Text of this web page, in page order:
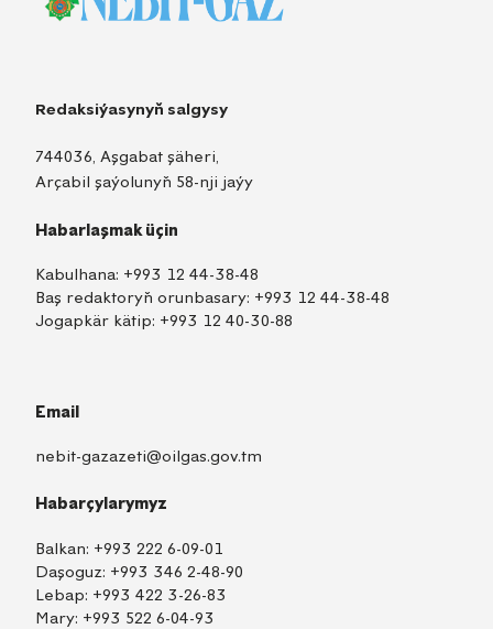
Redaksiýasynyň salgysy
744036, Aşgabat şäheri,
Arçabil şaýolunyň 58-nji jaýy
Habarlaşmak üçin
Kabulhana: +993 12 44-38-48
Baş redaktoryň orunbasary: +993 12 44-38-48
Jogapkär kätip: +993 12 40-30-88
Email
nebit-gazazeti@oilgas.gov.tm
Habarçylarymyz
Balkan: +993 222 6-09-01
Daşoguz: +993 346 2-48-90
Lebap: +993 422 3-26-83
Mary: +993 522 6-04-93